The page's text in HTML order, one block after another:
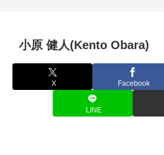
小原 健人(Kento Obara)
X Facebook
LINE